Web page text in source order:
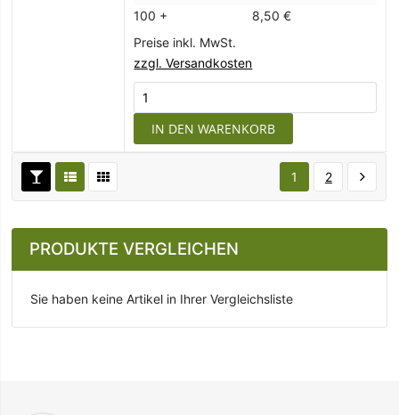
100 +
8,50 €
Preise inkl. MwSt.
zzgl. Versandkosten
IN DEN WARENKORB
1 2
PRODUKTE VERGLEICHEN
Sie haben keine Artikel in Ihrer Vergleichsliste